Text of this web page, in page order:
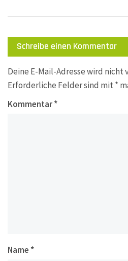
Schreibe einen Kommentar
Deine E-Mail-Adresse wird
Erforderliche Felder sind mit*
Kommentar*
Name *